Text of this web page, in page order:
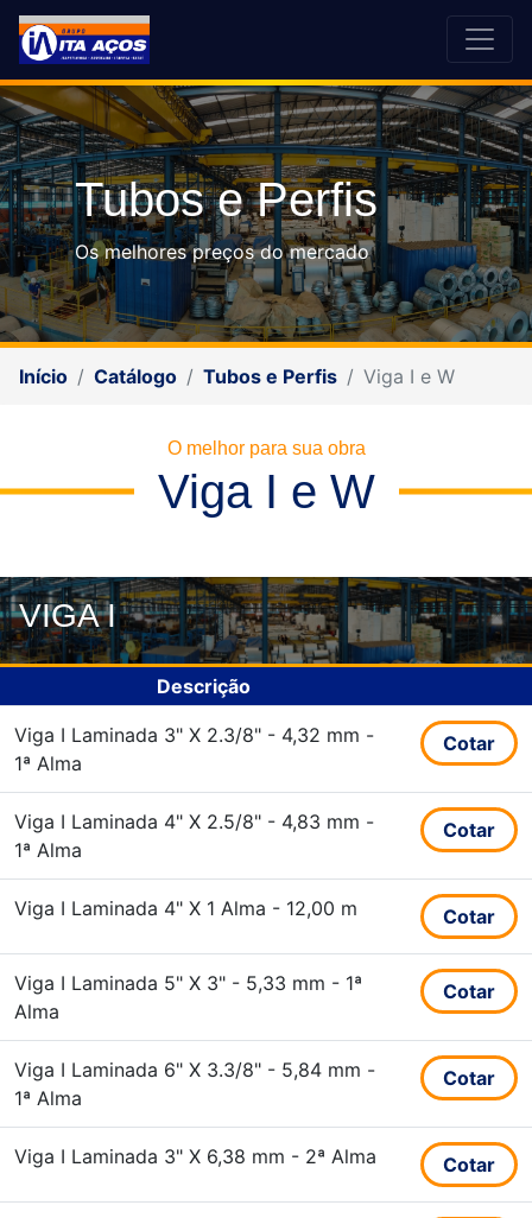
Tubos e Perfis
Os melhores preços do mercado
Início Catálogo Tubos e Perfis Viga I e W
O melhor para sua obra
Viga I e W
VIGA I
Descrição
Viga I Laminada 3" X 2.3/8" - 4,32 mm -
1ª Alma
Cotar
Viga I Laminada 4" X 2.5/8" - 4,83 mm -
1ª Alma
Cotar
Viga I Laminada 4" X 1 Alma - 12,00 m Cotar
Viga I Laminada 5" X 3" - 5,33 mm - 1ª
Alma
Cotar
Viga I Laminada 6" X 3.3/8" - 5,84 mm -
1ª Alma
Cotar
Viga I Laminada 3" X 6,38 mm - 2ª Alma Cotar